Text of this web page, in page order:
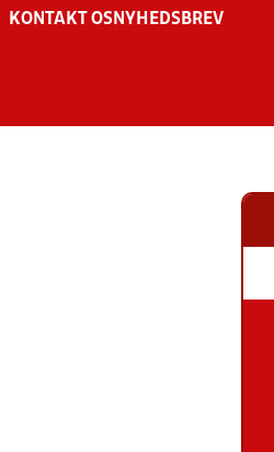
KONTAKT OS NYHEDSBREV